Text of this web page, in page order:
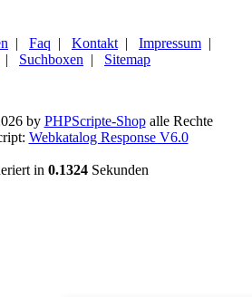
| Faq | Kontakt | Impressum |
| Suchboxen | Sitemap
by PHPScripte-Shopalle Rechte
Webkatalog Response V6.0
in 0.1324 Sekunden